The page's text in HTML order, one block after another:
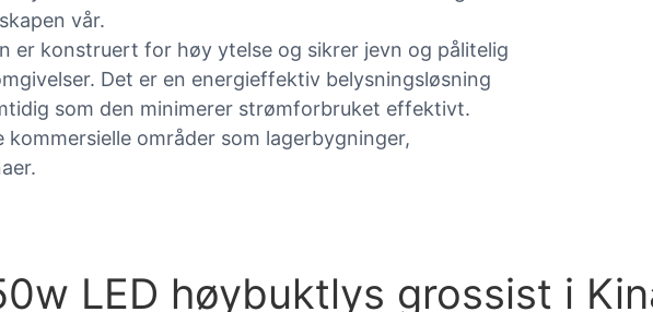
vår.
er konstruert for høy ytelse og sikrer jevn og pålitelig
Det er en energieffektiv belysningsløsning
som den minimerer strømforbruket effektivt.
områder som lagerbygninger,
LED høybuktlys grossist i